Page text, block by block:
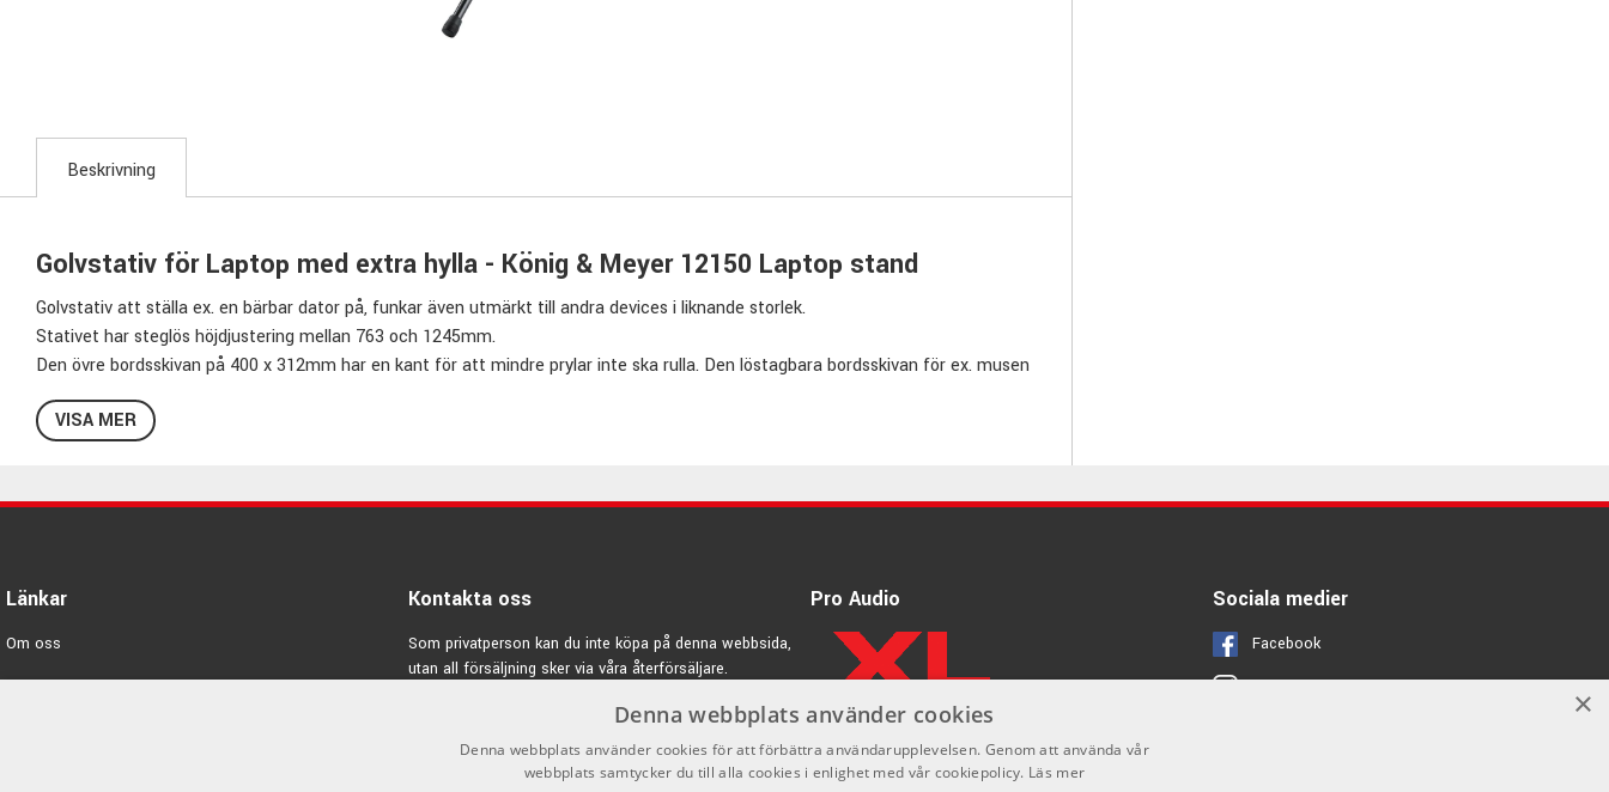
Beskrivning
Golvstativ för Laptop med extra hylla - König & Meyer 12150 Laptop stand
Golvstativ att ställa ex. en bärbar dator på, funkar även utmärkt till andra devices i liknande storlek.
Stativet har steglös höjdjustering mellan 763 och 1245mm.
Den övre bordsskivan på 400 x 312mm har en kant för att mindre prylar inte ska rulla. Den löstagbara bordsskivan för ex. musen
är 245 x 195mm och levereras med musmatta.
Specifikationer 12150:
Maxbelastning: 10kg
König & Meyer Stands - Högkvalitativa hjälpmedel för musikern
VISA MER
Länkar
Om oss
Varumärken
Kontakta oss
Som privatperson kan du inte köpa på denna webbsida,
utan all försäljning sker via våra återförsäljare.
Pro Audio Sociala medier
Facebook
Instagram ×
Denna webbplats använder cookies
Denna webbplats använder cookies för att förbättra användarupplevelsen. Genom att använda vår
webbplats samtycker du till alla cookies i enlighet med vår cookiepolicy. Läs mer